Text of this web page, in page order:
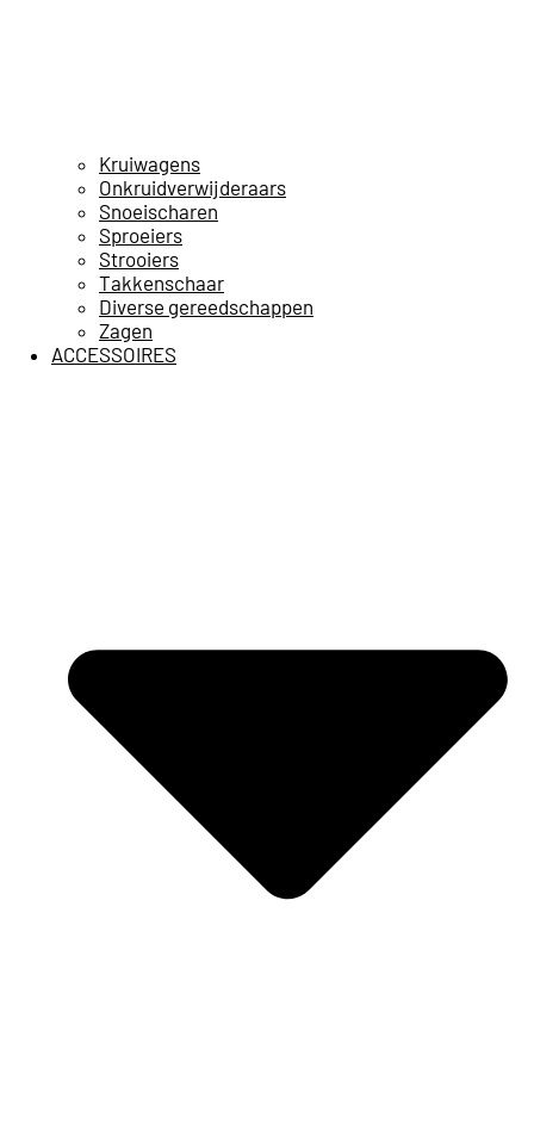
Kruiwagens
Onkruidverwijderaars
Snoeischaren
Sproeiers
Strooiers
Takkenschaar
Diverse gereedschappen
Zagen
ACCESSOIRES